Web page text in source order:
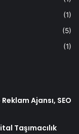
(1)
(5)
(1)
Ajansı, SEO
Taşımacılık